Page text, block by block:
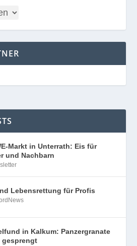
Markt in Unterrath: Eis für
und Nachbarn
Lebensrettung für Profis
in Kalkum: Panzergranate
gesprengt